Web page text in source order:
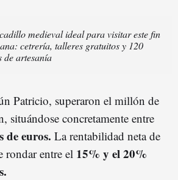
medieval ideal para visitar este fin
cetrería, talleres gratuitos y 120
de artesanía
Patricio, superaron el millón de
situándose concretamente entre
de euros. La rentabilidad neta de
rondar entre el 15% y el 20%